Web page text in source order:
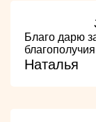
Благо дарю
Наталья